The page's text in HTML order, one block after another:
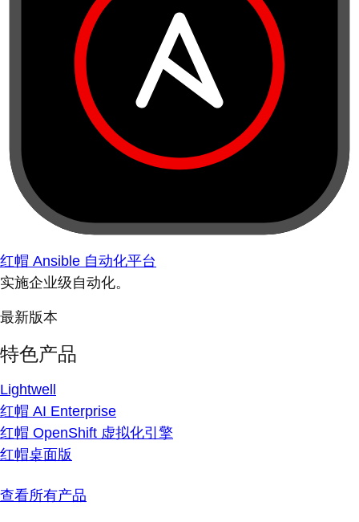
红帽 Ansible 自动化平台
实施企业级自动化。
最新版本
特色产品
Lightwell
红帽 AI Enterprise
红帽 OpenShift 虚拟化引擎
红帽桌面版
查看所有产品